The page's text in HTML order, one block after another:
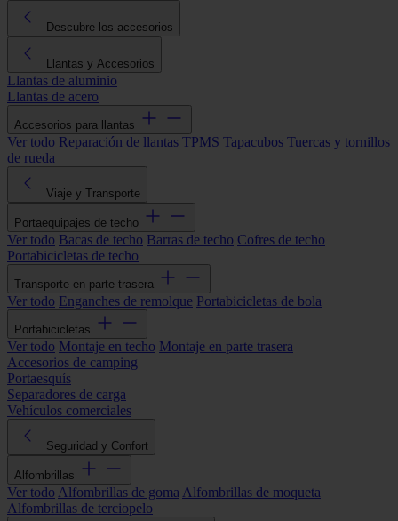
Descubre los accesorios
Llantas y Accesorios
Llantas de aluminio
Llantas de acero
Accesorios para llantas
Ver todo Reparación de llantas TPMS Tapacubos Tuercas y tornillos
de rueda
Viaje y Transporte
Portaequipajes de techo
Ver todo Bacas de techo Barras de techo Cofres de techo
Portabicicletas de techo
Transporte en parte trasera
Ver todo Enganches de remolque Portabicicletas de bola
Portabicicletas
Ver todo Montaje en techo Montaje en parte trasera
Accesorios de camping
Portaesquís
Separadores de carga
Vehículos comerciales
Seguridad y Confort
Alfombrillas
Ver todo Alfombrillas de goma Alfombrillas de moqueta
Alfombrillas de terciopelo